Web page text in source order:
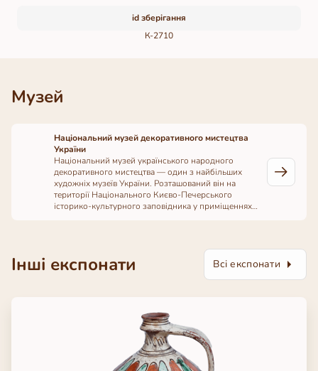
id зберігання
К-2710
Музей
Національний музей декоративного мистецтва
України
Національний музей українського народного
декоративного мистецтва — один з найбільших
художніх музеїв України. Розташований він на
території Національного Києво-Печерського
історико-культурного заповідника у приміщеннях
Інші експонати Всі експонати